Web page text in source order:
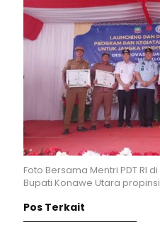
Foto Bersama Mentri PDT RI
Bupati Konawe Utara
Pos Terkait